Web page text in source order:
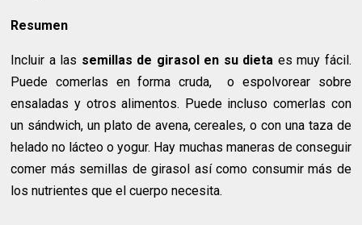
Resumen
Incluir a las semillas de girasol en su dieta es muy fácil.
Puede comerlas en forma cruda, o espolvorear sobre
ensaladas y otros alimentos. Puede incluso comerlas con
un sándwich, un plato de avena, cereales, o con una taza de
helado no lácteo o yogur. Hay muchas maneras de conseguir
comer más semillas de girasol así como consumir más de
los nutrientes que el cuerpo necesita.